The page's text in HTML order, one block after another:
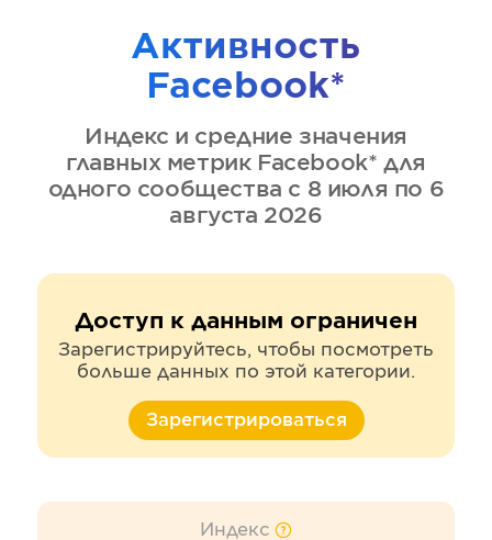
Активность
Facebook*
Индекс и средние значения
главных метрик Facebook* для
одного сообщества с 8 июля по 6
августа 2026
Доступ к данным ограничен
Зарегистрируйтесь, чтобы посмотреть
больше данных по этой категории.
Зарегистрироваться
Индекс